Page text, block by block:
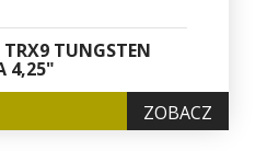
TRX9 TUNGSTEN
4,25"
ZOBACZ